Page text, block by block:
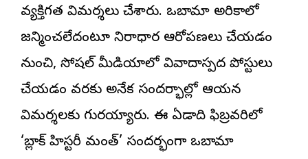
వ్యక్తిగత విమర్శలు చేశారు. ఒబామా అమెరికాలో
జన్మించలేదంటూ నిరాధార ఆరోపణలు చేయడం
నుంచి, సోషల్ మీడియాలో వివాదాస్పద పోస్టులు
చేయడం వరకు అనేక సందర్భాల్లో ఆయన
విమర్శలకు గురయ్యారు. ఈ ఏడాది ఫిబ్రవరిలో
‘బ్లాక్ హిస్టరీ మంత్’ సందర్భంగా ఒబామా